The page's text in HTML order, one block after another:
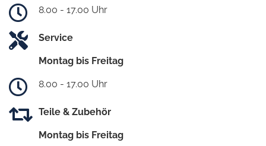
8.00 - 17.00 Uhr
Service
Montag bis Freitag
8.00 - 17.00 Uhr
Teile & Zubehör
Montag bis Freitag